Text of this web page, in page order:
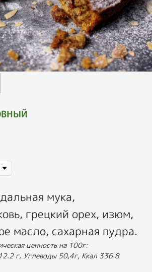
мука,
грецкий орех, изюм,
масло, сахарная пудра.
ценность на 100г:
г, Углеводы 50,4г, Ккал 336.8